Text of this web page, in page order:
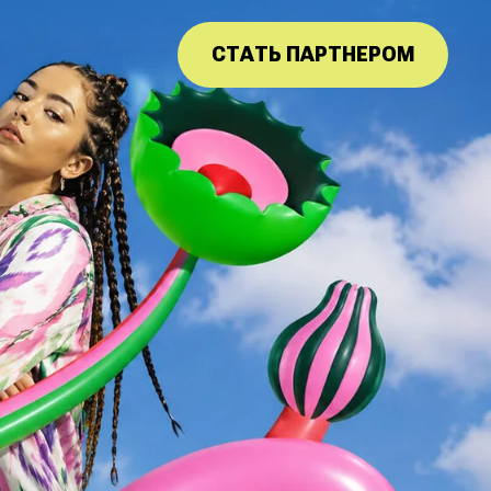
СТАТЬ ПАРТНЕРОМ